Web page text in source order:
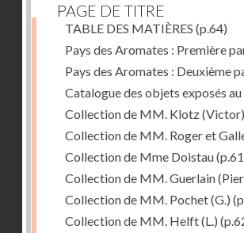
PAGE DE TITRE
TABLE DES MATIÈRES (p.64)
Pays des Aromates : Première
Pays des Aromates : Deuxième
Catalogue des objets exposés
Collection de MM. Klotz (Victor)
Collection de MM. Roger et
Collection de Mme Doistau
Collection de MM. Guerlain
Collection de MM. Pochet (G.)
Collection de MM. Helft (L.)